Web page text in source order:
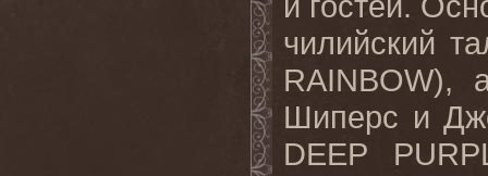
чилийский
RAINBOW),
Шиперс и
DEEP